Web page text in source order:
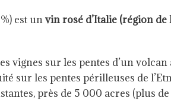
est unvin rosé d’Italie (région de
vignes sur les pentes d’un volcan
sur les pentes périlleuses de
près de 5 000 acres (plus